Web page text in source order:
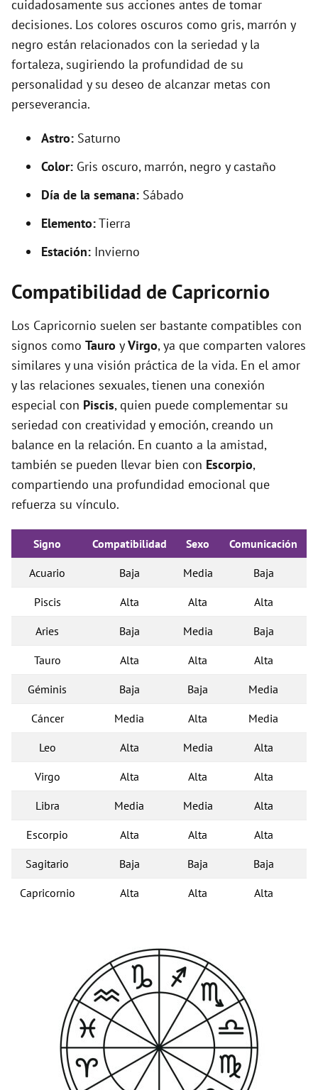
cuidadosamente sus acciones antes de tomar
decisiones. Los colores oscuros como gris, marrón y
negro están relacionados con la seriedad y la
fortaleza, sugiriendo la profundidad de su
personalidad y su deseo de alcanzar metas con
perseverancia.
Astro: Saturno
Color: Gris oscuro, marrón, negro y castaño
Día de la semana: Sábado
Elemento:Tierra
Estación: Invierno
Compatibilidad de Capricornio
Los Capricornio suelen ser bastante compatibles con
signos como Tauro yVirgo, ya que comparten valores
similares y una visión práctica de la vida. En el amor
y las relaciones sexuales, tienen una conexión
especial con Piscis, quien puede complementar su
seriedad con creatividad y emoción, creando un
balance en la relación. En cuanto a la amistad,
también se pueden llevar bien con Escorpio,
compartiendo una profundidad emocional que
refuerza su vínculo.
Signo Compatibilidad Sexo Comunicación
Acuario Baja Media Baja
Piscis Alta Alta Alta
Aries Baja Media Baja
Tauro Alta Alta Alta
Géminis Baja Baja Media
Cáncer Media Alta Media
Leo Alta Media Alta
Virgo Alta Alta Alta
Libra Media Media Alta
Escorpio Alta Alta Alta
Sagitario Baja Baja Baja
Capricornio Alta Alta Alta